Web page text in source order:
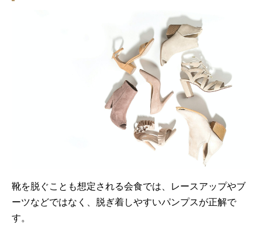
靴を脱ぐことも想定される会食では、レースアップやブ
ーツなどではなく、脱ぎ着しやすいパンプスが正解で
す。